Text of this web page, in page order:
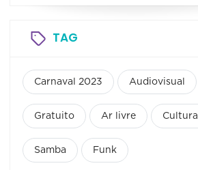
TAG
Carnaval 2023 Audiovisual
Gratuito Ar livre Cultural
Samba Funk